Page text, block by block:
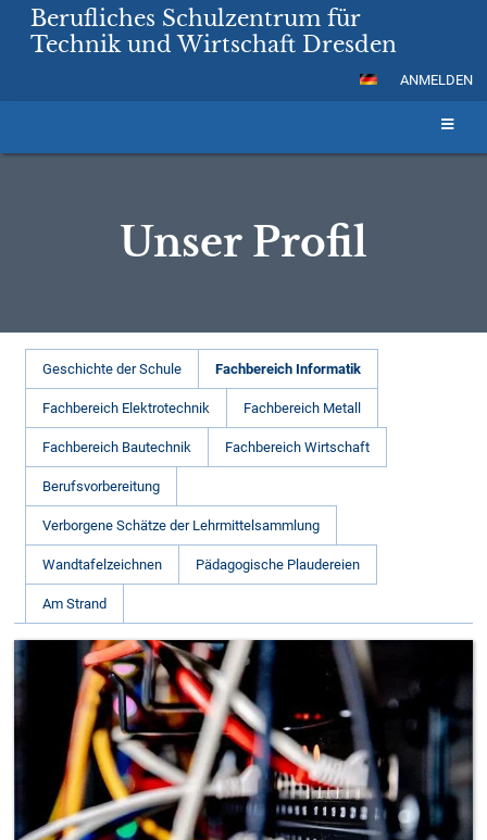
Berufliches Schulzentrum für
Technik und Wirtschaft Dresden
ANMELDEN
Unser Profil
Unser
Profil
Geschichte der Schule Fachbereich Informatik
Fachbereich Elektrotechnik Fachbereich Metall
Fachbereich Bautechnik Fachbereich Wirtschaft
Berufsvorbereitung
Verborgene Schätze der Lehrmittelsammlung
Wandtafelzeichnen Pädagogische Plaudereien
Am Strand